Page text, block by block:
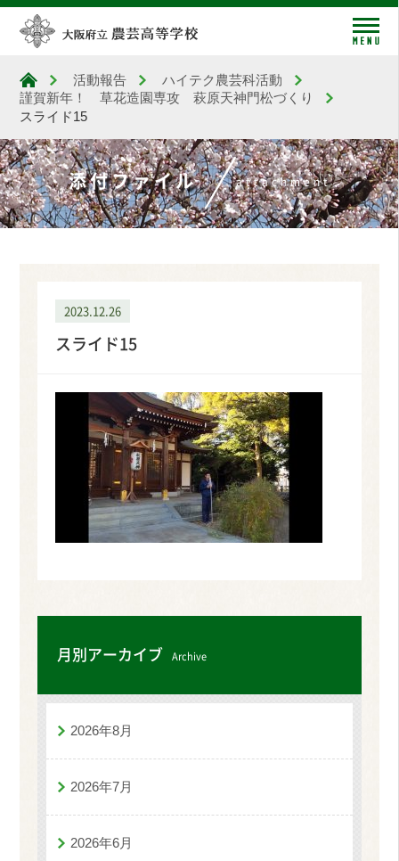
大阪府立農芸高等学校
活動報告
ハイテク農芸科活動
謹賀新年！ 草花造園専攻 萩原天神門松づくり
スライド15
添付ファイル attachment
2023.12.26
スライド15
月別アーカイブ Archive
2026年8月
2026年7月
2026年6月